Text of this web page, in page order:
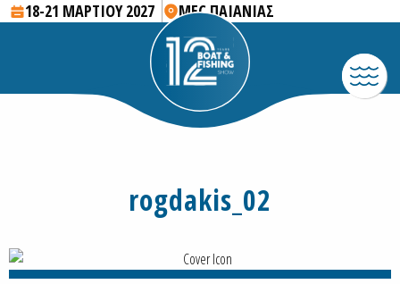
18-21 ΜΑΡΤΙΟΥ 2027 MEC ΠΑΙΑΝΙΑΣ
rogdakis_02